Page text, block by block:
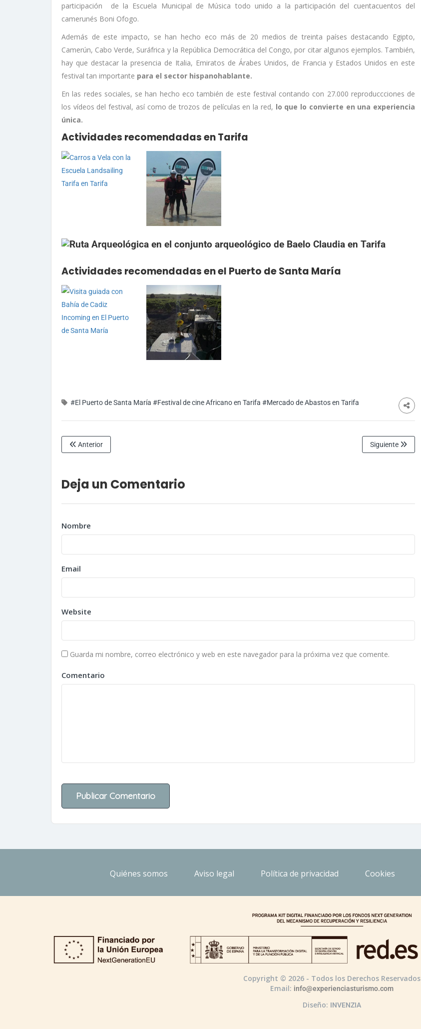
participación de la Escuela Municipal de Música todo unido a la participación del cuentacuentos del
camerunés Boni Ofogo.
Además de este impacto, se han hecho eco más de 20 medios de treinta países destacando Egipto,
Camerún, Cabo Verde, Suráfrica y la República Democrática del Congo, por citar algunos ejemplos. También,
hay que destacar la presencia de Italia, Emiratos de Árabes Unidos, de Francia y Estados Unidos en este
festival tan importante para el sector hispanohablante.
En las redes sociales, se han hecho eco también de este festival contando con 27.000 reproduccciones de
los vídeos del festival, así como de trozos de películas en la red, lo que lo convierte en una experiencia
única.
Actividades recomendadas en Tarifa
Actividades recomendadas en el Puerto de Santa María
#El Puerto de Santa María #Festival de cine Africano en Tarifa #Mercado de Abastos en Tarifa
Anterior Siguiente
Deja un Comentario
Nombre
Email
Website
Guarda mi nombre, correo electrónico y web en este navegador para la próxima vez que comente.
Comentario
Quiénes somos Aviso legal Política de privacidad Cookies
Copyright © 2026 - Todos los Derechos Reservados
Email: info@experienciasturismo.com
Diseño: INVENZIA